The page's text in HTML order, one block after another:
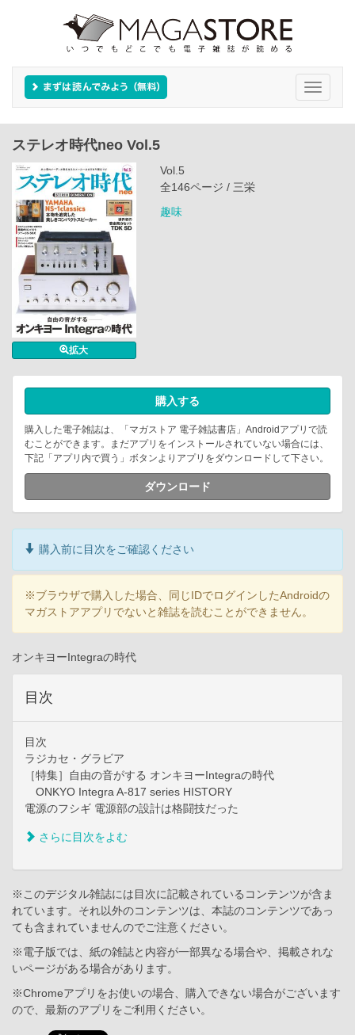
Toggle
ステレオ時代neo Vol.5
拡大
Vol.5
全146ページ / 三栄
趣味
購入する
購入した電子雑誌は、「マガストア 電子雑誌書店」Androidアプリで読
むことができます。まだアプリをインストールされていない場合には、
下記「アプリ内で買う」ボタンよりアプリをダウンロードして下さい。
ダウンロード
購入前に目次をご確認ください
※ブラウザで購入した場合、同じIDでログインしたAndroidの
マガストアアプリでないと雑誌を読むことができません。
オンキヨーIntegraの時代
目次
目次
ラジカセ・グラビア
［特集］自由の音がする オンキヨーIntegraの時代
ONKYO Integra A-817 series HISTORY
電源のフシギ 電源部の設計は格闘技だった
さらに目次をよむ
※このデジタル雑誌には目次に記載されているコンテンツが含ま
れています。それ以外のコンテンツは、本誌のコンテンツであっ
ても含まれていませんのでご注意ください。
※電子版では、紙の雑誌と内容が一部異なる場合や、掲載されな
いページがある場合があります。
※Chromeアプリをお使いの場合、購入できない場合がございます
ので、最新のアプリをご利用ください。